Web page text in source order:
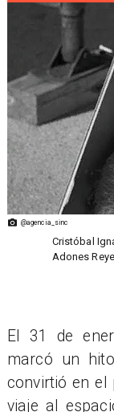
@agencia_sinc
Cristóbal
Adones
​El 31 de
marcó un
convirtió en el
viaje al